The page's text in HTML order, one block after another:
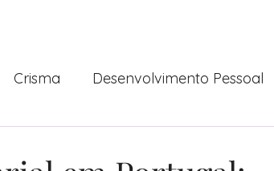
Crisma Desenvolvimento Pessoal